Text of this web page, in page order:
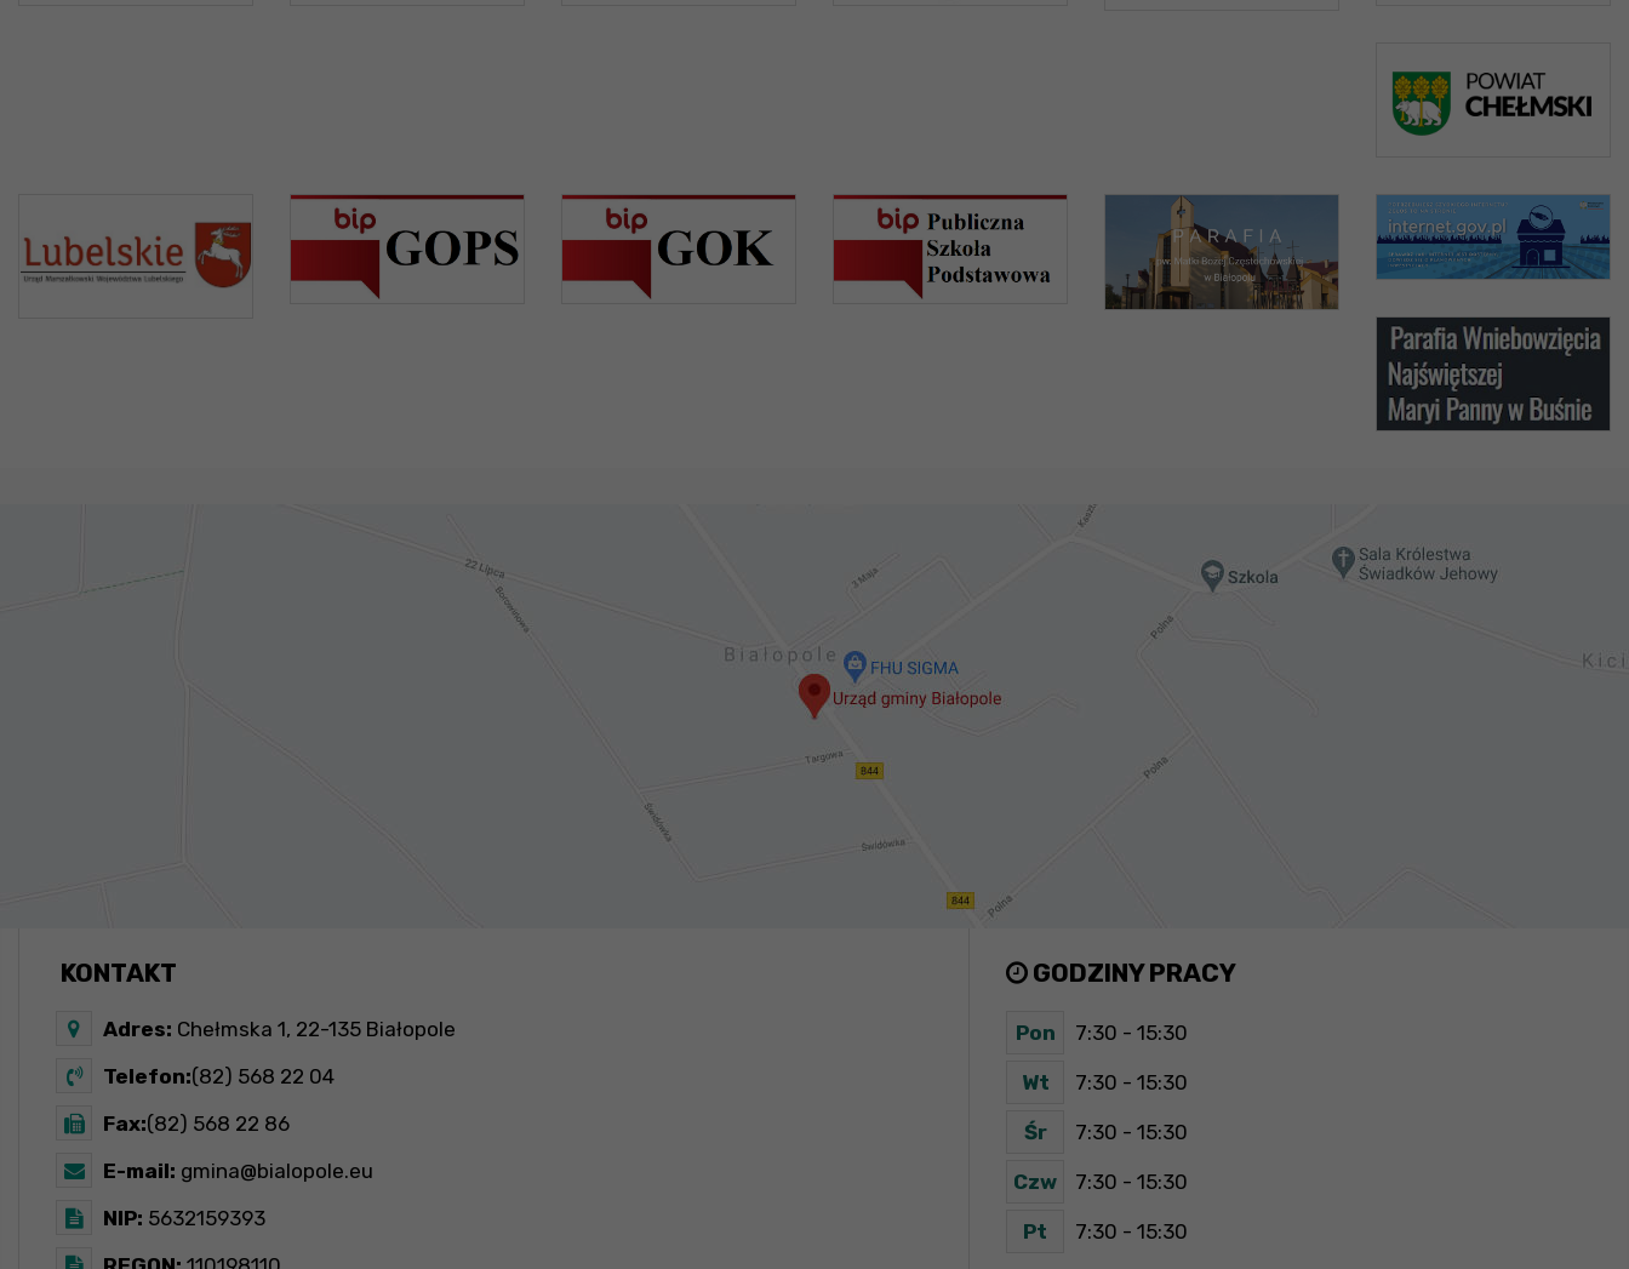
KONTAKT
Adres: Chełmska 1, 22-135 Białopole
Telefon:(82) 568 22 04
Fax:(82) 568 22 86
E-mail: gmina@bialopole.eu
NIP: 5632159393
GODZINY PRACY
Pon 7:30 - 15:30
Wt 7:30 - 15:30
Śr 7:30 - 15:30
Czw 7:30 - 15:30
Pt 7:30 - 15:30